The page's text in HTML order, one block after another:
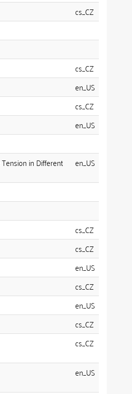
cs_CZ
cs_CZ
en_US
cs_CZ
en_US
in Different en_US
cs_CZ
cs_CZ
en_US
cs_CZ
en_US
cs_CZ
cs_CZ
en_US